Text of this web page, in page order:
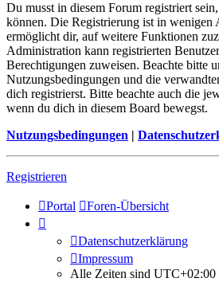
Du musst in diesem Forum registriert
können. Die Registrierung ist in wenigen
ermöglicht dir, auf weitere Funktionen
Administration kann registrierten
Berechtigungen zuweisen. Beachte bitte
Nutzungsbedingungen und die
dich registrierst. Bitte beachte auch die
wenn du dich in diesem Board bewegst.
Nutzungsbedingungen |
Registrieren
Portal Foren-Übersicht
Datenschutzerklärung
Impressum
Alle Zeiten sind UTC+02:00